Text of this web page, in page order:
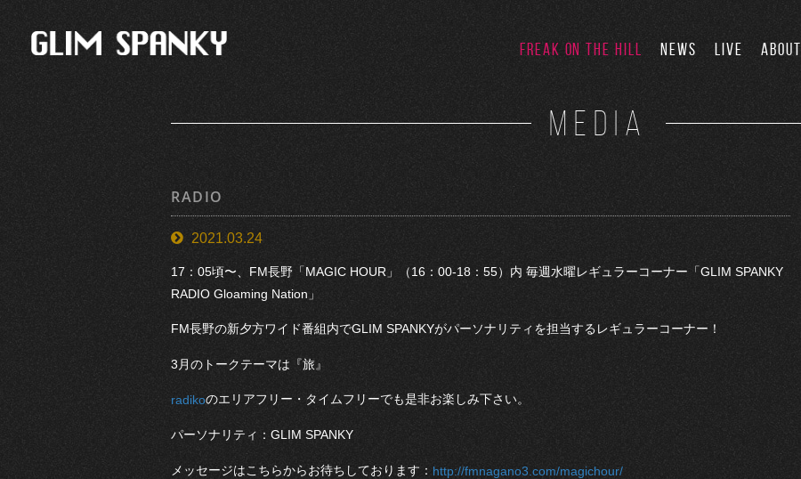
FREAK ON THE HILL NEWS LIVE ABOUT
MEDIA
RADIO
2021.03.24
17：05頃〜、FM長野「MAGIC HOUR」（16：00-18：55）内 毎週水曜レギュラーコーナー「GLIM SPANKY
RADIO Gloaming Nation」
FM長野の新夕方ワイド番組内でGLIM SPANKYがパーソナリティを担当するレギュラーコーナー！
3月のトークテーマは『旅』
radikoのエリアフリー・タイムフリーでも是非お楽しみ下さい。
パーソナリティ：GLIM SPANKY
メッセージはこちらからお待ちしております： http://fmnagano3.com/magichour/